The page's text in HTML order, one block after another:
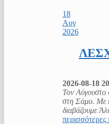
18
Αυγ
2026
2026-08-18
Τον Αύγουστο
στη Σάμο. Με
διαβάζουμε
περισσότερες